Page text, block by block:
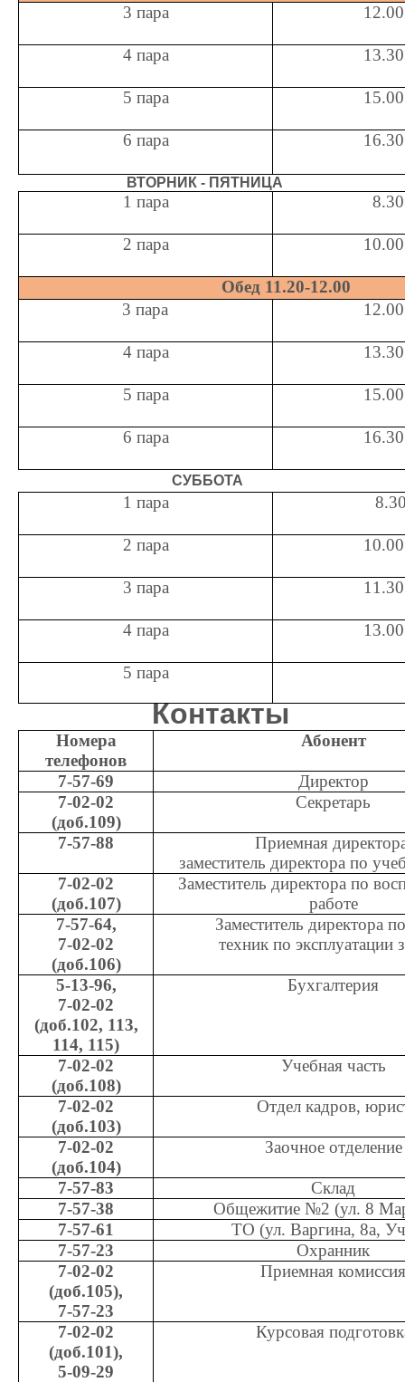
3 пара
4 пара
5 пара
6 пара
ВТОРНИК - ПЯТНИЦА
1 пара
2 пара
Обед 11.20-12.00
3 пара
4 пара
5 пара
6 пара
СУББОТА
1 пара
2 пара
3 пара
4 пара
5 пара
Контакты
Номера
телефонов
Абонент
7-57-69
Директор
7-02-02
(доб.109)
Секретарь
7-57-88
Приемная
заместитель директора по
7-02-02
(доб.107)
Заместитель директора по
работе
7-57-64,
7-02-02
(доб.106)
Заместитель директора
техник по эксплуатации
5-13-96,
7-02-02
(доб.102, 113,
114, 115)
Бухгалтерия
7-02-02
(доб.108)
Учебная часть
7-02-02
(доб.103)
Отдел кадров,
7-02-02
(доб.104)
Заочное отделение
7-57-83
Склад
7-57-38
Общежитие №2 (ул. 8
7-57-61
ТО (ул. Варгина, 8а,
7-57-23
Охранник
7-02-02
(доб.105),
7-57-23
Приемная комиссия
7-02-02
(доб.101),
5-09-29
Курсовая